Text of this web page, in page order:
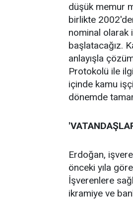
düşük memur
birlikte
nominal olarak
başlatacağız.
anlayışla
Protokolü ile
içinde kamu
dönemde
Erdoğan,
önceki yıla
İşverenlere
ikramiye ve